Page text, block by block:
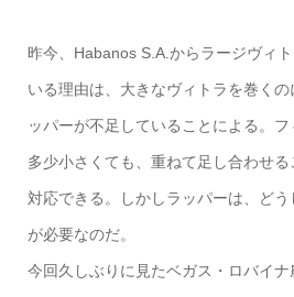
昨今、Habanos S.A.からラージヴィ
いる理由は、大きなヴィトラを巻く
ッパーが不足していることによる。
多少小さくても、重ねて足し合わせ
対応できる。しかしラッパーは、ど
が必要なのだ。
今回久しぶりに見たベガス・ロバイ